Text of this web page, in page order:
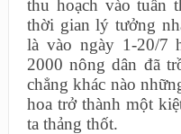
thu hoạch vào tuần
thời gian lý tưởng
là vào ngày 1-20/7
2000 nông dân đã
chẳng khác nào
hoa trở thành một
ta thảng thốt.